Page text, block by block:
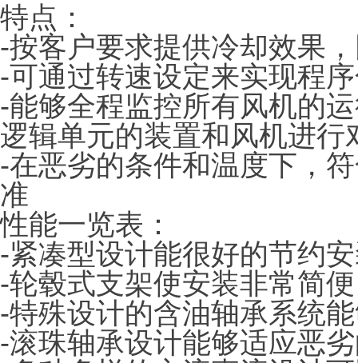
特点：
-按客户要求提供冷却效果
-可通过转速设定来实现程
-能够全程监控所有风机的
逻辑单元的装置和风机进行
-在恶劣的条件和温度下，
准
性能一览表：
-紧凑型设计能很好的节约
-轮毂式支架使安装非常简便
-特殊设计的含油轴承系统
-滚珠轴承设计能够适应恶